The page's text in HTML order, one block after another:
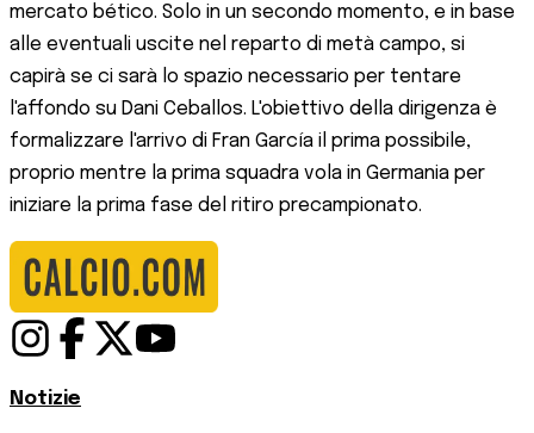
mercato bético. Solo in un secondo momento, e in base
alle eventuali uscite nel reparto di metà campo, si
capirà se ci sarà lo spazio necessario per tentare
l'affondo su Dani Ceballos. L'obiettivo della dirigenza è
formalizzare l'arrivo di Fran García il prima possibile,
proprio mentre la prima squadra vola in Germania per
iniziare la prima fase del ritiro precampionato.
Notizie